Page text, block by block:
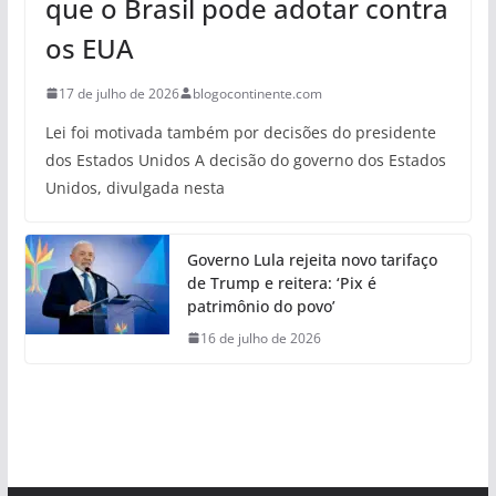
que o Brasil pode adotar contra
os EUA
17 de julho de 2026 blogocontinente.com
Lei foi motivada também por decisões do presidente
dos Estados Unidos A decisão do governo dos Estados
Unidos, divulgada nesta
Governo Lula rejeita novo tarifaço
de Trump e reitera: ‘Pix é
patrimônio do povo’
16 de julho de 2026